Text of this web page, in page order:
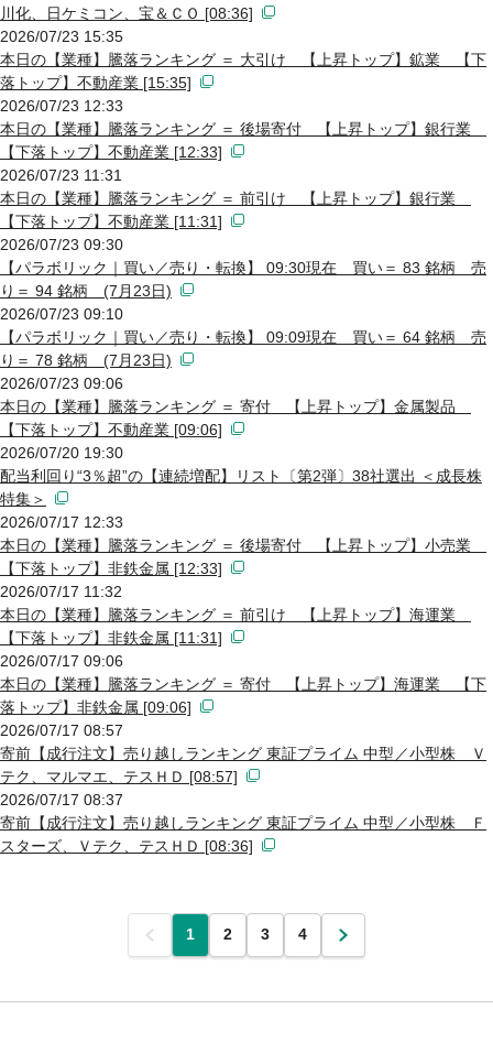
川化、日ケミコン、宝＆ＣＯ [08:36]
2026/07/23 15:35
本日の【業種】騰落ランキング ＝ 大引け 【上昇トップ】鉱業 【下
落トップ】不動産業 [15:35]
2026/07/23 12:33
本日の【業種】騰落ランキング ＝ 後場寄付 【上昇トップ】銀行業
【下落トップ】不動産業 [12:33]
2026/07/23 11:31
本日の【業種】騰落ランキング ＝ 前引け 【上昇トップ】銀行業
【下落トップ】不動産業 [11:31]
2026/07/23 09:30
【パラボリック｜買い／売り・転換】 09:30現在 買い＝ 83 銘柄 売
り＝ 94 銘柄 (7月23日)
2026/07/23 09:10
【パラボリック｜買い／売り・転換】 09:09現在 買い＝ 64 銘柄 売
り＝ 78 銘柄 (7月23日)
2026/07/23 09:06
本日の【業種】騰落ランキング ＝ 寄付 【上昇トップ】金属製品
【下落トップ】不動産業 [09:06]
2026/07/20 19:30
配当利回り“3％超”の【連続増配】リスト〔第2弾〕38社選出 ＜成長株
特集＞
2026/07/17 12:33
本日の【業種】騰落ランキング ＝ 後場寄付 【上昇トップ】小売業
【下落トップ】非鉄金属 [12:33]
2026/07/17 11:32
本日の【業種】騰落ランキング ＝ 前引け 【上昇トップ】海運業
【下落トップ】非鉄金属 [11:31]
2026/07/17 09:06
本日の【業種】騰落ランキング ＝ 寄付 【上昇トップ】海運業 【下
落トップ】非鉄金属 [09:06]
2026/07/17 08:57
寄前【成行注文】売り越しランキング 東証プライム 中型／小型株 Ｖ
テク、マルマエ、テスＨＤ [08:57]
2026/07/17 08:37
寄前【成行注文】売り越しランキング 東証プライム 中型／小型株 Ｆ
スターズ、Ｖテク、テスＨＤ [08:36]
前 1 2 3 4 次